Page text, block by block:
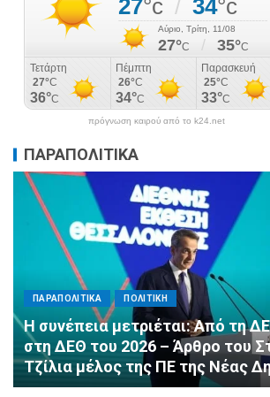
πρόγνωση καιρού από το k24.net
ΠΑΡΑΠΟΛΙΤΙΚΑ
ΠΑΡΑΠΟΛΙΤΙΚΑ ΠΟΛΙΤΙΚΗ
Αλληλεγγύη χωρίς σύνορα: 1.500
εμφιαλωμένα νερά για τους
Μέγαρα από τη ΔΕΕΠ Α’ Αθηνών
ΔΗΜ.Τ.Ο.